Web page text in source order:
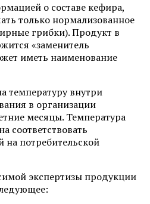
о составе кефира,
только нормализованное
грибки). Продукт в
«заменитель
иметь наименование
температуру внутри
в организации
месяцы. Температура
соответствовать
потребительской
экспертизы продукции